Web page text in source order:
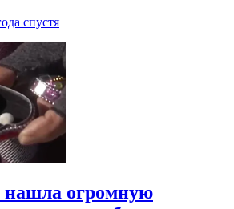
спустя
огромную